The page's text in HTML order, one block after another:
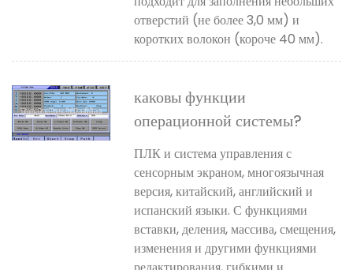
отверстий (не более 3,0 мм) и
коротких волокон (короче 40 мм).
каковы функции
операционной системы?
ПЛК и система управления с
сенсорным экраном, многоязычная
версия, китайский, английский и
испанский языки. С функциями
вставки, деления, массива, смещения,
изменения и другими функциями